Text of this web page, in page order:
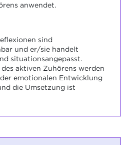
anwendet.
sind
und er/sie handelt
situationsangepasst.
des aktiven Zuhörens werden
emotionalen Entwicklung
die Umsetzung ist